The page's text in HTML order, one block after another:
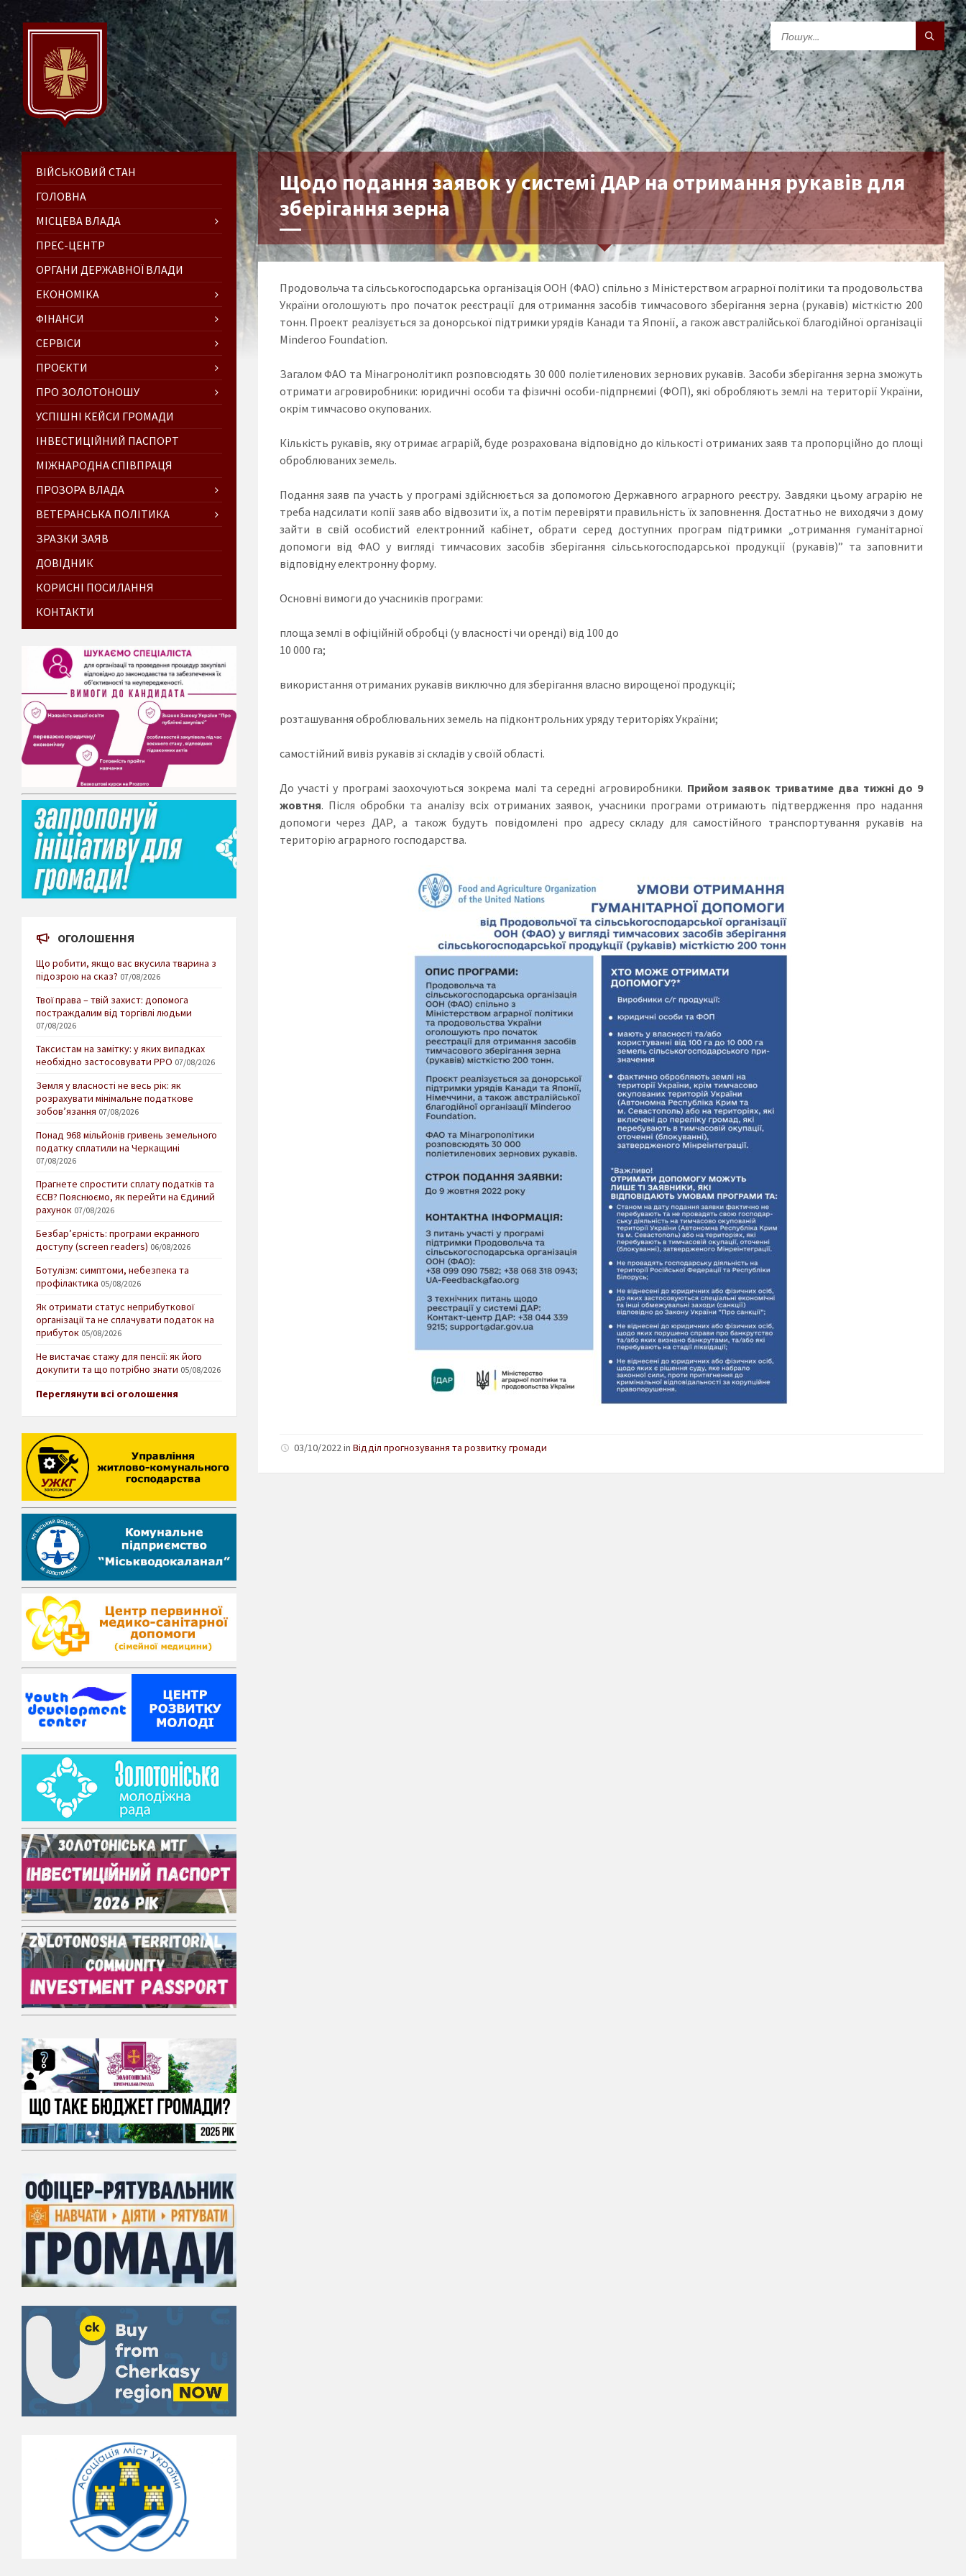
Щодо подання заявок у системі ДАР на отримання рукавів для
зберігання зерна
Продовольча та сільськогосподарська організація ООН (ФАО) спільно з Міністерством аграрної політики та продовольства
України оголошують про початок реєстрації для отримання засобів тимчасового зберігання зерна (рукавів) місткістю 200
тонн. Проект реалізується за донорської підтримки урядів Канади та Японії, а гакож австралійської благодійної організації
Minderoo Foundation.
Загалом ФАО та Мінагронолітикп розповсюдять 30 000 поліетиленових зернових рукавів. Засоби зберігання зерна зможуть
отримати агровиробники: юридичні особи та фізичні особи-підпрнємиі (ФОП), які обробляють землі на території України,
окрім тимчасово окупованих.
Кількість рукавів, яку отримає аграрій, буде розрахована відповідно до кількості отриманих заяв та пропорційно до площі
оброблюваних земель.
Подання заяв па участь у програмі здійснюється за допомогою Державного аграрного реєстру. Завдяки цьому аграрію не
треба надсилати копії заяв або відвозити їх, а потім перевіряти правильність їх заповнення. Достатньо не виходячи з дому
зайти в свій особистий електронний кабінет, обрати серед доступних програм підтримки „отримання гуманітарної
допомоги від ФАО у вигляді тимчасових засобів зберігання сільськогосподарської продукції (рукавів)” та заповнити
відповідну електронну форму.
Основні вимоги до учасників програми:
площа землі в офіційній обробці (у власності чи оренді) від 100 до
10 000 га;
використання отриманих рукавів виключно для зберігання власно вирощеної продукції;
розташування оброблювальних земель на підконтрольних уряду територіях України;
самостійний вивіз рукавів зі складів у своїй області.
До участі у програмі заохочуються зокрема малі та середні агровиробники. Прийом заявок триватиме два тижні до 9
жовтня. Після обробки та аналізу всіх отриманих заявок, учасники програми отримають підтвердження про надання
допомоги через ДАР, а також будуть повідомлені про адресу складу для самостійного транспортування рукавів на
територію аграрного господарства.
03/10/2022 in Відділ прогнозування та розвитку громади
ВІЙСЬКОВИЙ СТАН
ГОЛОВНА
МІСЦЕВА ВЛАДА
ПРЕС-ЦЕНТР
ОРГАНИ ДЕРЖАВНОЇ ВЛАДИ
ЕКОНОМІКА
ФІНАНСИ
СЕРВІСИ
ПРОЄКТИ
ПРО ЗОЛОТОНОШУ
УСПІШНІ КЕЙСИ ГРОМАДИ
ІНВЕСТИЦІЙНИЙ ПАСПОРТ
МІЖНАРОДНА СПІВПРАЦЯ
ПРОЗОРА ВЛАДА
ВЕТЕРАНСЬКА ПОЛІТИКА
ЗРАЗКИ ЗАЯВ
ДОВІДНИК
КОРИСНІ ПОСИЛАННЯ
КОНТАКТИ
ОГОЛОШЕННЯ
Що робити, якщо вас вкусила тварина з
підозрою на сказ? 07/08/2026
Твої права – твій захист: допомога
постраждалим від торгівлі людьми
07/08/2026
Таксистам на замітку: у яких випадках
необхідно застосовувати РРО 07/08/2026
Земля у власності не весь рік: як
розрахувати мінімальне податкове
зобов’язання 07/08/2026
Понад 968 мільйонів гривень земельного
податку сплатили на Черкащині
07/08/2026
Прагнете спростити сплату податків та
ЄСВ? Пояснюємо, як перейти на Єдиний
рахунок 07/08/2026
Безбар’єрність: програми екранного
доступу (screen readers) 06/08/2026
Ботулізм: симптоми, небезпека та
профілактика 05/08/2026
Як отримати статус неприбуткової
організації та не сплачувати податок на
прибуток 05/08/2026
Не вистачає стажу для пенсії: як його
докупити та що потрібно знати 05/08/2026
Переглянути всі оголошення